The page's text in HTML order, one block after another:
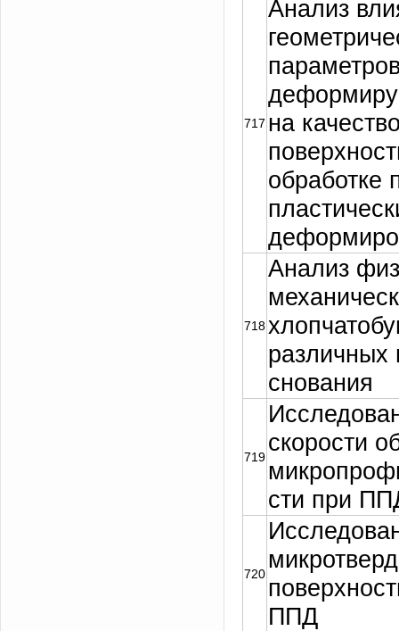
717
Анализ
на
обработке
718
Анализ
различных
снования
719
скорости
сти при
720
ППД